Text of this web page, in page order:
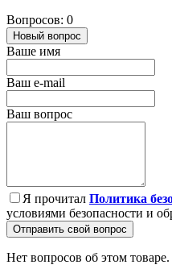
Вопросов: 0
Новый вопрос
Ваше имя
Ваш e-mail
Ваш вопрос
Я прочитал Политика
условиями безопасности и
Отправить свой вопрос
Нет вопросов об этом товаре.